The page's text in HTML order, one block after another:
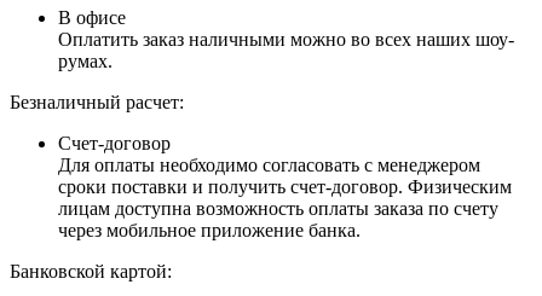
В офисе
Оплатить заказ наличными можно во всех наших шоу-
румах.
Безналичный расчет:
Счет-договор
Для оплаты необходимо согласовать с менеджером
сроки поставки и получить счет-договор. Физическим
лицам доступна возможность оплаты заказа по счету
через мобильное приложение банка.
Банковской картой: